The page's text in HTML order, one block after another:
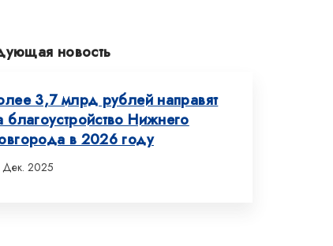
новость
3,7 млрд рублей направят
благоустройство Нижнего
в 2026 году
Дек. 2025